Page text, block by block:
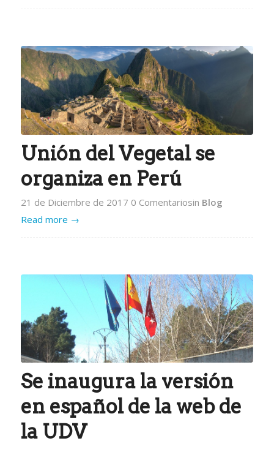
Unión del Vegetal se
organiza en Perú
21 de Diciembre de 2017 0 Comentariosin Blog
Read more →
Se inaugura la versión
en español de la web de
la UDV